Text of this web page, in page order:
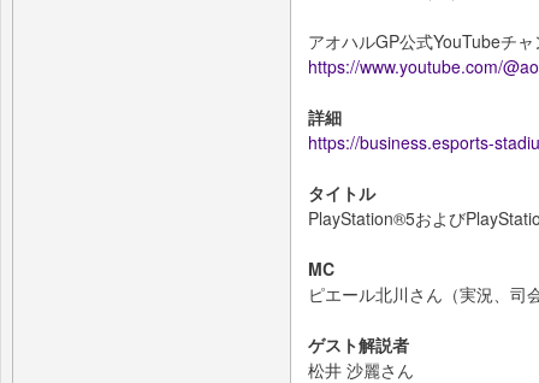
アオハルGP公式YouTubeチ
https://www.youtube.com/
詳細
https://business.esports-
タイトル
PlayStation®5および
MC
ピエール北川さん（実況、司
ゲスト解説者
松井 沙麗さん